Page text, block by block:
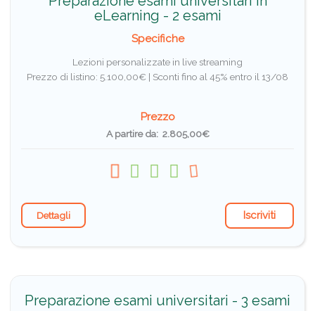
eLearning - 2 esami
Specifiche
Lezioni personalizzate in live streaming
Prezzo di listino: 5.100,00€ | Sconti fino al 45% entro il 13/08
Prezzo
A partire da: 2.805,00€
Dettagli Iscriviti
Preparazione esami universitari - 3 esami